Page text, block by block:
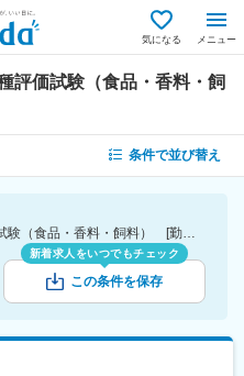
気になる メニュー
評価試験（食品・香料・飼
条件で並び替え
[職種]分析・解析・測定・各種評価試験（食品・香料・飼料） [勤務地]関東
新着求人をいつでもチェック
この条件を保存